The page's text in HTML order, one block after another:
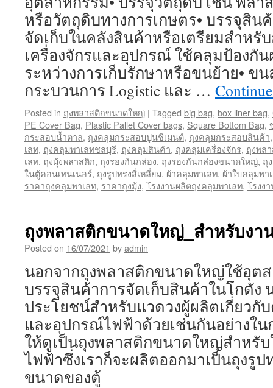
หรือวัตถุดิบทางการเกษตร• บรรจุสิน
จัดเก็บในคลังสินค้าหรือเตรียมสำหรั
เครื่องจักรและอุปกรณ์ ใช้คลุมป้องกั
ระหว่างการเก็บรักษาหรือขนย้าย• ข
กระบวนการ Logistic และ …
Posted in ถุงพลาสติกขนาดใหญ่ | Tagged big bag, box liner bag,
PE Cover Bag, Plastic Pallet Cover bags, Square Bottom Bag,
กระสอบน้ำตาล, ถุงคลุมกระสอบปูนซีเมนต์, ถุงคลุมกระสอบสินค้า
เลท, ถุงคลุมพาเลทชลบุรี, ถุงคลุมสินค้า, ถุงคลุมเครื่องจักร, ถุงพล
เลท, ถุงมุ้งพลาสติก, ถุงรองก้นกล่อง, ถุงรองก้นกล่องขนาดใหญ่, ถุ
ในตู้คอนเทนเนอร์, ถุงรูปทรงสี่เหลี่ยม, ผ้าคลุมพาเลท, ผ้าใบคลุมพา
ราคาถุงคลุมพาเลท, ราคาถุงมุ้ง, โรงงานผลิตถุงคลุมพาเลท, โรงง
ถุงพลาสติกขนาดใหญ่_สำหรับงา
Posted on 16/07/2021 byadmin
นอกจากถุงพลาสติกขนาดใหญ่ใช้อุต
บรรจุสินค้าการจัดเก็บสินค้าในโกดัง
ประโยชน์สำหรับแวดวงผู้ผลิตเกี่ยว
และอุปกรณ์ไฟฟ้าด้วยเช่นกันอย่างใ
ให้ดูเป็นถุงพลาสติกขนาดใหญ่สำหรั
ไฟฟ้าซึ่งเราก็จะผลิตออกมาเป็นถุงรู
ขนาดของตู้